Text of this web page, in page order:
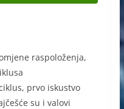
raspoloženja,
prvo iskustvo
su i valovi